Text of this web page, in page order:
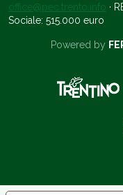
office@pec.trento.info ·
Sociale: 515.000 euro
Powered by